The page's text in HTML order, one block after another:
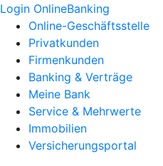
Login OnlineBanking
Online-Geschäftsstelle
Privatkunden
Firmenkunden
Banking & Verträge
Meine Bank
Service & Mehrwerte
Immobilien
Versicherungsportal